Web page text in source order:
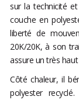
sur la technicité
couche en
liberté de
20K/20K, à son
assure un très
Côté chaleur, il
polyester